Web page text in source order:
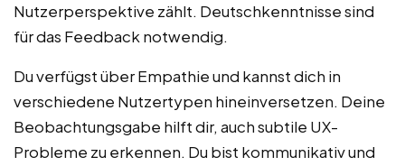
Nutzerperspektive zählt. Deutschkenntnisse sind
für das Feedback notwendig.
Du verfügst über Empathie und kannst dich in
verschiedene Nutzertypen hineinversetzen. Deine
Beobachtungsgabe hilft dir, auch subtile UX-
Probleme zu erkennen. Du bist kommunikativ und